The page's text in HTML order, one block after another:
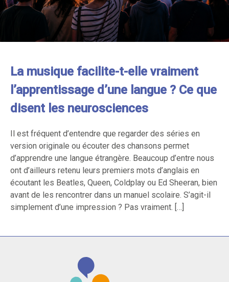
La musique facilite-t-elle vraiment
l’apprentissage d’une langue ? Ce que
disent les neurosciences
Il est fréquent d’entendre que regarder des séries en
version originale ou écouter des chansons permet
d’apprendre une langue étrangère. Beaucoup d’entre nous
ont d’ailleurs retenu leurs premiers mots d’anglais en
écoutant les Beatles, Queen, Coldplay ou Ed Sheeran, bien
avant de les rencontrer dans un manuel scolaire. S’agit-il
simplement d’une impression ? Pas vraiment. […]